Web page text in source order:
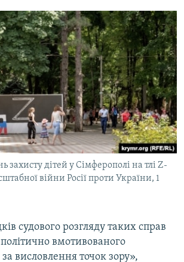
дітей у Сімферополі на тлі Z-
війни Росії проти України, 1
судового розгляду таких справ
вмотивованого
висловлення точок зору»,